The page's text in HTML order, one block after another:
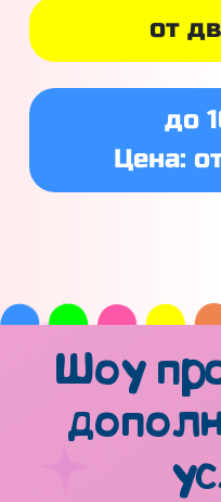
от
до
Цена:
Шоу